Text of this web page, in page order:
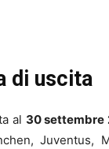
di uscita
al 30 settembre
Juventus,